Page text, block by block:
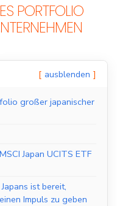
PORTFOLIO
ausblenden
großer japanischer
Japan UCITS ETF
ist bereit,
Impuls zu geben